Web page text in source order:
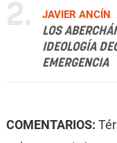
2.
JAVIER ANCÍN
LOS
IDEOLOGÍA
EMERGENCIA
COMENTARIOS: